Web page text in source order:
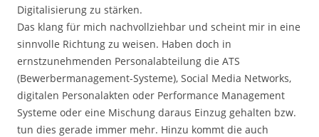
Digitalisierung zu stärken.
Das klang für mich nachvollziehbar und scheint mir in eine
sinnvolle Richtung zu weisen. Haben doch in
ernstzunehmenden Personalabteilung die ATS
(Bewerbermanagement-Systeme), Social Media Networks,
digitalen Personalakten oder Performance Management
Systeme oder eine Mischung daraus Einzug gehalten bzw.
tun dies gerade immer mehr. Hinzu kommt die auch